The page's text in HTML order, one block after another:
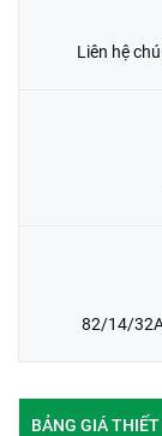
Liên hệ
82/14/32A
BẢNG GIÁ